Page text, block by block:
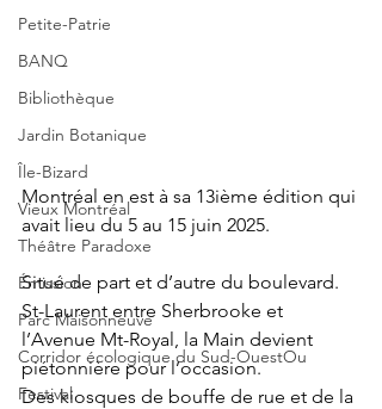
Petite-Patrie
BANQ
Bibliothèque
Jardin Botanique
Île-Bizard
Vieux Montréal
Théâtre Paradoxe
Émission
Parc Maisonneuve
Corridor écologique du Sud-OuestOu
Festival
Montréal en est à sa 13ième édition qui
avait lieu du 5 au 15 juin 2025.
Situé de part et d’autre du boulevard.
St-Laurent entre Sherbrooke et
l’Avenue Mt-Royal, la Main devient
piétonnière pour l’occasion.
Des kiosques de bouffe de rue et de la